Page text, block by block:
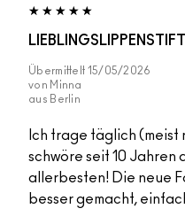
LIEBLINGSLIPPENSTIFT
Übermittelt 15/05/2026
von Minna
aus Berlin
Ich trage täglich
schwöre seit 10 Jahren
allerbesten! Die neue
besser gemacht,